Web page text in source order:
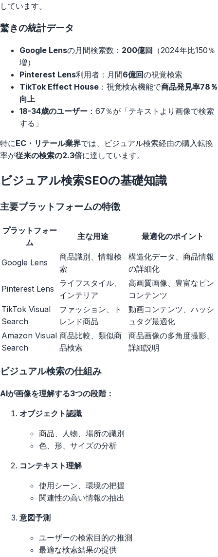
しています。
驚きの統計データ
Google Lensの月間検索数： 200億回
（2024年比150％
増）
Pinterest Lens利用者：月間6億回の視覚検索
TikTok Effect House ：視覚検索機能で商品発見率78％
向上
18-34歳のユーザー ：67％が「テキストより画像で検索
する」
特にEC・リテール業界では、ビジュアル検索経由の購入転換
率が従来の検索の2.3倍に達しています。
ビジュアル検索SEOの基礎知識
主要プラットフォームの特徴
プラットフォー
ム
主な用途 最適化のポイント
Google Lens
商品識別、情報検
索
構造化データ、商品情報
の詳細化
Pinterest Lens
ライフスタイル、
インテリア
高画質画像、豊富なピン
コンテンツ
TikTok Visual
Search
ファッション、ト
レンド商品
動画コンテンツ、ハッシ
ュタグ最適化
Amazon Visual
Search
商品比較、類似商
品検索
商品画像の多角度撮影、
詳細説明
ビジュアル検索の仕組み
AIが画像を理解する3つの段階：
オブジェクト認識
商品、人物、場所の識別
色、形、サイズの分析
コンテキスト理解
使用シーン、環境の把握
関連性の高い情報の抽出
意図予測
ユーザーの検索目的の推測
最適な検索結果の提供